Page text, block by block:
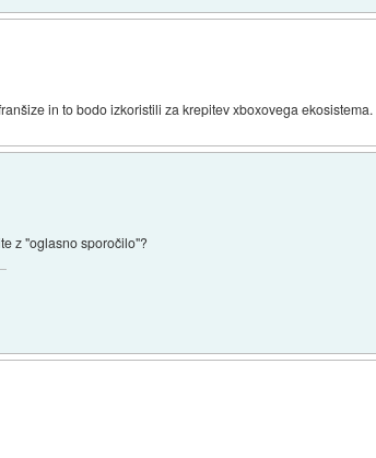
in to bodo izkoristili za krepitev xboxovega ekosistema.
z "oglasno sporočilo"?